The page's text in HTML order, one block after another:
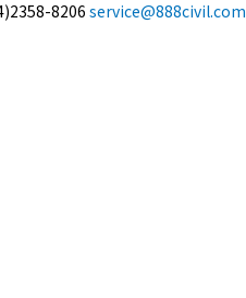
8206 service@888civil.com